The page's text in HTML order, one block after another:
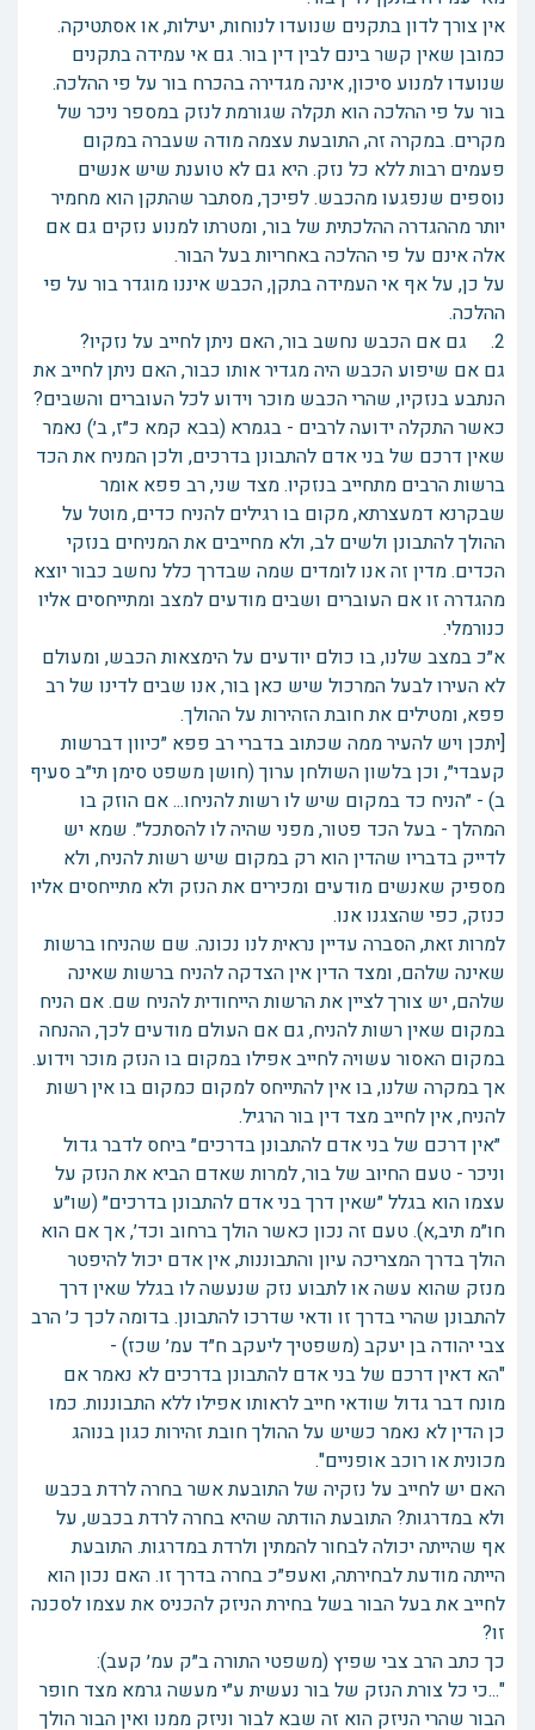
אין צורך לדון בתקנים שנועדו לנוחות, יעילות, או אסתטיקה.
כמובן שאין קשר בינם לבין דין בור. גם אי עמידה בתקנים
שנועדו למנוע סיכון, אינה מגדירה בהכרח בור על פי ההלכה.
בור על פי ההלכה הוא תקלה שגורמת לנזק במספר ניכר של
מקרים. במקרה זה, התובעת עצמה מודה שעברה במקום
פעמים רבות ללא כל נזק. היא גם לא טוענת שיש אנשים
נוספים שנפגעו מהכבש. לפיכך, מסתבר שהתקן הוא מחמיר
יותר מההגדרה ההלכתית של בור, ומטרתו למנוע נזקים גם אם
אלה אינם על פי ההלכה באחריות בעל הבור.
על כן, על אף אי העמידה בתקן, הכבש איננו מוגדר בור על פי
ההלכה.
2. גם אם הכבש נחשב בור, האם ניתן לחייב על נזקיו?
גם אם שיפוע הכבש היה מגדיר אותו כבור, האם ניתן לחייב את
הנתבע בנזקיו, שהרי הכבש מוכר וידוע לכל העוברים והשבים?
כאשר התקלה ידועה לרבים - בגמרא (בבא קמא כ״ז, ב׳) נאמר
שאין דרכם של בני אדם להתבונן בדרכים, ולכן המניח את הכד
ברשות הרבים מתחייב בנזקיו. מצד שני, רב פפא אומר
שבקרנא דמעצרתא, מקום בו רגילים להניח כדים, מוטל על
ההולך להתבונן ולשים לב, ולא מחייבים את המניחים בנזקי
הכדים. מדין זה אנו לומדים שמה שבדרך כלל נחשב כבור יוצא
מהגדרה זו אם העוברים ושבים מודעים למצב ומתייחסים אליו
כנורמלי.
א״כ במצב שלנו, בו כולם יודעים על הימצאות הכבש, ומעולם
לא העירו לבעל המרכול שיש כאן בור, אנו שבים לדינו של רב
פפא, ומטילים את חובת הזהירות על ההולך.
[יתכן ויש להעיר ממה שכתוב בדברי רב פפא ״כיוון דברשות
קעבדי״, וכן בלשון השולחן ערוך (חושן משפט סימן תי״ב סעיף
ב) - ״הניח כד במקום שיש לו רשות להניחו... אם הוזק בו
המהלך - בעל הכד פטור, מפני שהיה לו להסתכל״. שמא יש
לדייק בדבריו שהדין הוא רק במקום שיש רשות להניח, ולא
מספיק שאנשים מודעים ומכירים את הנזק ולא מתייחסים אליו
כנזק, כפי שהצגנו אנו.
למרות זאת, הסברה עדיין נראית לנו נכונה. שם שהניחו ברשות
שאינה שלהם, ומצד הדין אין הצדקה להניח ברשות שאינה
שלהם, יש צורך לציין את הרשות הייחודית להניח שם. אם הניח
במקום שאין רשות להניח, גם אם העולם מודעים לכך, ההנחה
במקום האסור עשויה לחייב אפילו במקום בו הנזק מוכר וידוע.
אך במקרה שלנו, בו אין להתייחס למקום כמקום בו אין רשות
להניח, אין לחייב מצד דין בור הרגיל.
״אין דרכם של בני אדם להתבונן בדרכים״ ביחס לדבר גדול
וניכר - טעם החיוב של בור, למרות שאדם הביא את הנזק על
עצמו הוא בגלל ״שאין דרך בני אדם להתבונן בדרכים״ (שו״ע
חו״מ תיב,א). טעם זה נכון כאשר הולך ברחוב וכד׳, אך אם הוא
הולך בדרך המצריכה עיון והתבוננות, אין אדם יכול להיפטר
מנזק שהוא עשה או לתבוע נזק שנעשה לו בגלל שאין דרך
להתבונן שהרי בדרך זו ודאי שדרכו להתבונן. בדומה לכך כ׳ הרב
צבי יהודה בן יעקב (משפטיך ליעקב ח״ד עמ׳ שכז) -
"הא דאין דרכם של בני אדם להתבונן בדרכים לא נאמר אם
מונח דבר גדול שודאי חייב לראותו אפילו ללא התבוננות. כמו
כן הדין לא נאמר כשיש על ההולך חובת זהירות כגון בנוהג
מכונית או רוכב אופניים".
האם יש לחייב על נזקיה של התובעת אשר בחרה לרדת בכבש
ולא במדרגות? התובעת הודתה שהיא בחרה לרדת בכבש, על
אף שהייתה יכולה לבחור להמתין ולרדת במדרגות. התובעת
הייתה מודעת לבחירתה, ואעפ״כ בחרה בדרך זו. האם נכון הוא
לחייב את בעל הבור בשל בחירת הניזק להכניס את עצמו לסכנה
זו?
כך כתב הרב צבי שפיץ (משפטי התורה ב״ק עמ׳ קעב):
"...כי כל צורת הנזק של בור נעשית ע״י מעשה גרמא מצד חופר
הבור שהרי הניזק הוא זה שבא לבור וניזק ממנו ואין הבור הולך